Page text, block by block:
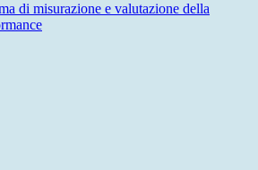
di misurazione e valutazione della